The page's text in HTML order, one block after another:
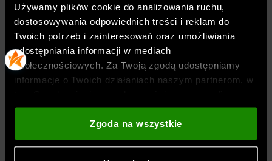
Używamy plików cookie do analizowania ruchu,
dostosowywania odpowiednich treści i reklam do
Twoich potrzeb i zainteresowań oraz umożliwiania
udostępniania informacji w mediach
społecznościowych. Za Twoją zgodą udostępniamy
informacje o Twoich działaniach naszym partnerom, w
zajmującym się reklamą i analityką internetową. Nasi
partnerzy mogą łączyć te informacje z innymi, które
podajesz poza tą stroną internetową, a także z
Zgoda na wszystkie
Podeszwa: 100% guma
Płeć: kobieta
Przeznaczenie: bieganie
Materiał dominujący: materiał syntetyczny
Rodzaj zapięcia: sznurowane